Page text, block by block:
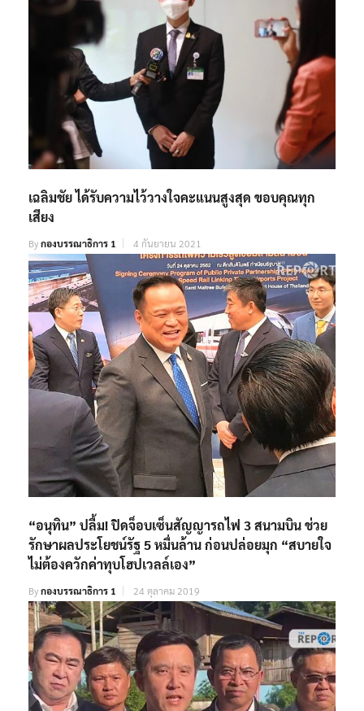
เฉลิมชัย ได้รับความไว้วางใจคะแนนสูงสุด ขอบคุณทุก
เสียง
Byกองบรรณาธิการ 1 4 กันยายน 2021
“อนุทิน” ปลื้ม! ปิดจ็อบเซ็นสัญญารถไฟ 3 สนามบิน ช่วย
รักษาผลประโยชน์รัฐ 5 หมื่นล้าน ก่อนปล่อยมุก “สบายใจ
ไม่ต้องควักค่าทุบโฮปเวลล์เอง”
Byกองบรรณาธิการ 1 24 ตุลาคม 2019